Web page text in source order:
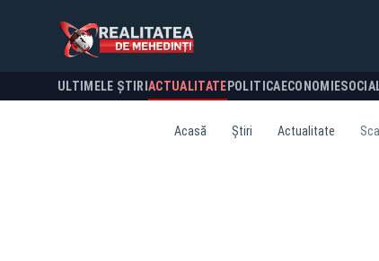
ULTIMELE ȘTIRI ACTUALITATE POLITICA ECONOMIE
Acasă Știri Actualitate